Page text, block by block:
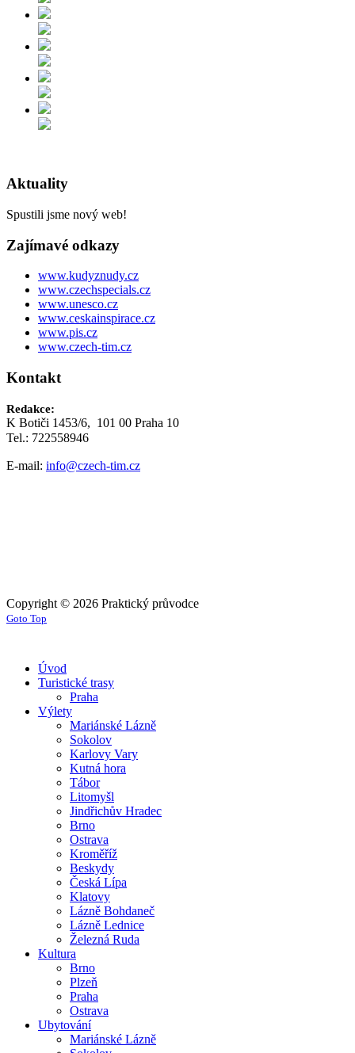
Aktuality
Spustili jsme nový web!
Zajímavé odkazy
www.kudyznudy.cz
www.czechspecials.cz
www.unesco.cz
www.ceskainspirace.cz
www.pis.cz
www.czech-tim.cz
Kontakt
Redakce:
K Botiči 1453/6, 101 00 Praha 10
Tel.: 722558946
E-mail: info@czech-tim.cz
Copyright © 2026 Praktický průvodce
Goto Top
Úvod
Turistické trasy
Praha
Výlety
Mariánské Lázně
Sokolov
Karlovy Vary
Kutná hora
Tábor
Litomyšl
Jindřichův Hradec
Brno
Ostrava
Kroměříž
Beskydy
Česká Lípa
Klatovy
Lázně Bohdaneč
Lázně Lednice
Železná Ruda
Kultura
Brno
Plzeň
Praha
Ostrava
Ubytování
Mariánské Lázně